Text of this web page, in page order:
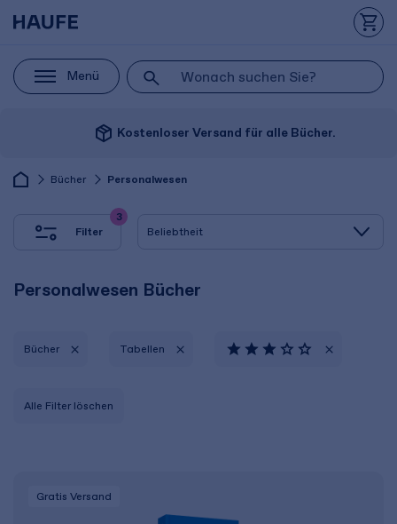
Menü
package_2 Kostenloser Versand für alle Bücher.
Bücher Personalwesen
Filter
3
Personalwesen Bücher
Bücher Tabellen
Alle Filter löschen
Gratis Versand